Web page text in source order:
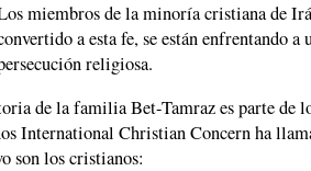
miembros de la minoría cristiana de
a esta fe, se están enfrentando
religiosa.
de la familia Bet-Tamraz es parte de
International Christian Concern ha
son los cristianos: